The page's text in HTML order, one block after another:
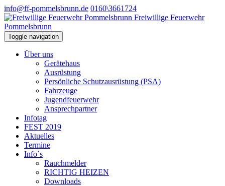
info@ff-pommelsbrunn.de 0160\3661724
Freiwillige Feuerwehr
Pommelsbrunn
Toggle navigation
Über uns
Gerätehaus
Ausrüstung
Persönliche Schutzausrüstung (PSA)
Fahrzeuge
Jugendfeuerwehr
Ansprechpartner
Infotag
FEST 2019
Aktuelles
Termine
Info´s
Rauchmelder
RICHTIG HEIZEN
Downloads